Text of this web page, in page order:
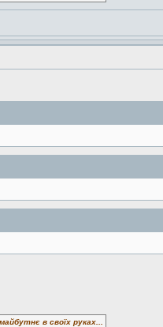
в своїх руках...